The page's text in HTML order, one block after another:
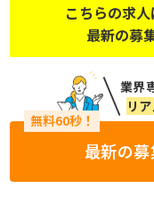
こちらの求人
最新の募
業界
リ
最新の